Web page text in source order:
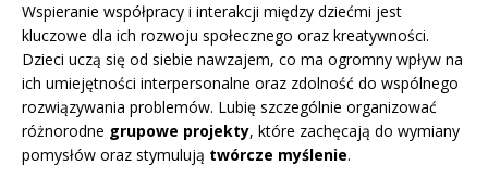
Wspieranie współpracy i interakcji między dziećmi jest
kluczowe dla ich rozwoju społecznego oraz kreatywności.
Dzieci uczą się od siebie nawzajem, co ma ogromny wpływ na
ich umiejętności interpersonalne oraz zdolność do wspólnego
rozwiązywania problemów. Lubię szczególnie organizować
różnorodne grupowe projekty, które zachęcają do wymiany
pomysłów oraz stymulują twórcze myślenie.